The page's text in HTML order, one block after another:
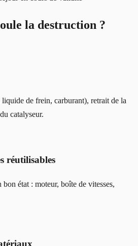
la destruction ?
de frein, carburant), retrait de la
catalyseur.
réutilisables
état : moteur, boîte de vitesses,